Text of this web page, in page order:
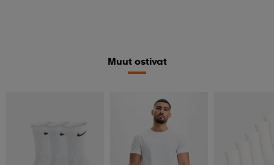
Muut ostivat